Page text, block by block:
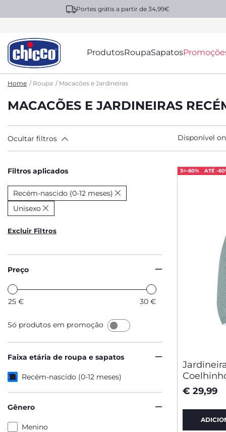
Portes grátis a partir de 34,99€
ProdutosRoupaSapatos
Home Roupa Macacões e Jardineiras
MACACÕES E JARDINEIRAS
Ocultar filtros Disponível
Filtros aplicados
Recém-nascido (0-12 meses)
Unisexo
Excluir Filtros
Preço
25 € 30 €
Só produtos em promoção
Faixa etária de roupa e sapatos
Recém-nascido (0-12 meses)
Gênero
Menino
3=-60% ATÉ -
€ 29,99